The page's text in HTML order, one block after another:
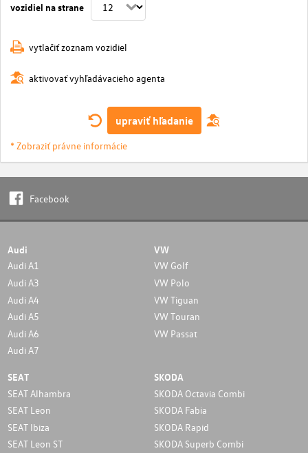
vozidiel na strane
vytlačiť zoznam vozidiel
aktivovať vyhľadávacieho agenta
upraviť hľadanie
* Zobraziť právne informácie
Facebook
Audi
Audi A1
Audi A3
Audi A4
Audi A5
Audi A6
Audi A7
VW
VW Golf
VW Polo
VW Tiguan
VW Touran
VW Passat
SEAT
SEAT Alhambra
SEAT Leon
SEAT Ibiza
SEAT Leon ST
SKODA
SKODA Octavia Combi
SKODA Fabia
SKODA Rapid
SKODA Superb Combi